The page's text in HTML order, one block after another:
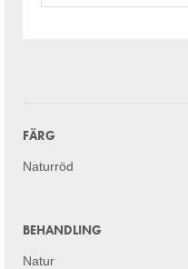
FÄRG
Naturröd
BEHANDLING
Natur